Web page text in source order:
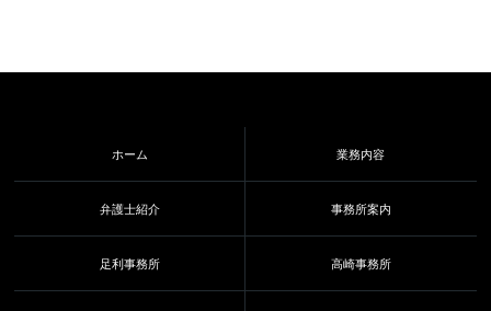
ホーム 業務内容
弁護士紹介 事務所案内
足利事務所 高崎事務所